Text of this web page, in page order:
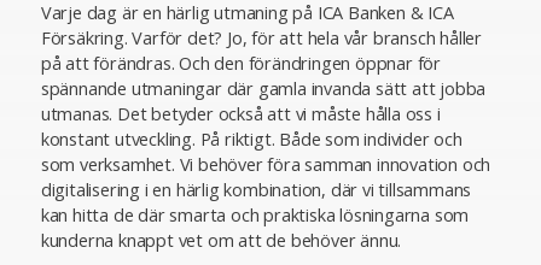
Varje dag är en härlig utmaning på ICA Banken & ICA
Försäkring. Varför det? Jo, för att hela vår bransch håller
på att förändras. Och den förändringen öppnar för
spännande utmaningar där gamla invanda sätt att jobba
utmanas. Det betyder också att vi måste hålla oss i
konstant utveckling. På riktigt. Både som individer och
som verksamhet. Vi behöver föra samman innovation och
digitalisering i en härlig kombination, där vi tillsammans
kan hitta de där smarta och praktiska lösningarna som
kunderna knappt vet om att de behöver ännu.